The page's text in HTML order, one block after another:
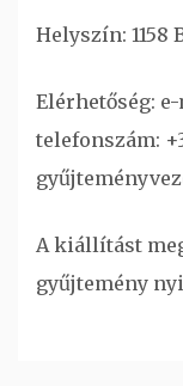
Helyszín: 1158
Elérhetőség:
telefonszám:
A kiállítást
gyűjtemény